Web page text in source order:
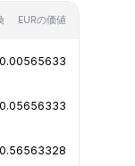
EURの価値